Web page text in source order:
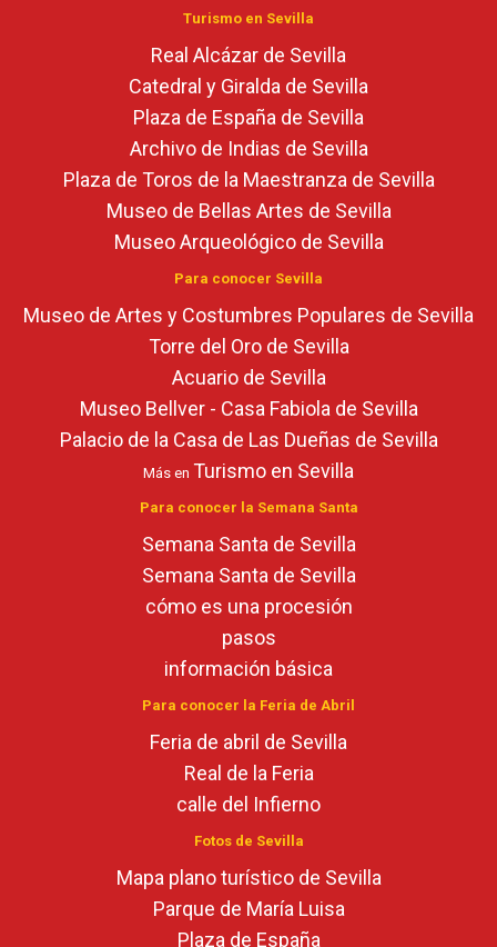
Turismo en Sevilla
Real Alcázar de Sevilla
Catedral y Giralda de Sevilla
Plaza de España de Sevilla
Archivo de Indias de Sevilla
Plaza de Toros de la Maestranza de Sevilla
Museo de Bellas Artes de Sevilla
Museo Arqueológico de Sevilla
Para conocer Sevilla
Museo de Artes y Costumbres Populares de Sevilla
Torre del Oro de Sevilla
Acuario de Sevilla
Museo Bellver - Casa Fabiola de Sevilla
Palacio de la Casa de Las Dueñas de Sevilla
Más en Turismo en Sevilla
Para conocer la Semana Santa
Semana Santa de Sevilla
Semana Santa de Sevilla
cómo es una procesión
pasos
información básica
Para conocer la Feria de Abril
Feria de abril de Sevilla
Real de la Feria
calle del Infierno
Fotos de Sevilla
Mapa plano turístico de Sevilla
Parque de María Luisa
Plaza de España